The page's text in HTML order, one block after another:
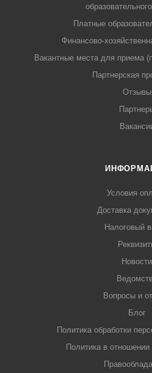
Платные
Финансово-
Вакантные места для приема
Партнерская
Отзывы
Условия
Доставка
Налоговый
Новости
Вопросы и
Блог
Политика обработки
Политика в